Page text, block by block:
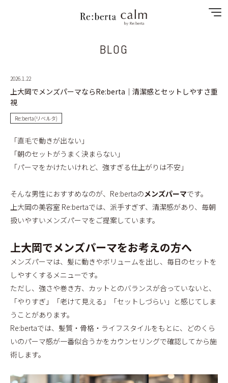
SPECIAL MENU
SHOP&STAFF
RECRUIT
CONTACT
BLOG
2026.1.22
上大岡でメンズパーマならRe:berta｜清潔感とセットしやすさ重
視
Re:berta(リベルタ)
「直毛で動きが出ない」
「朝のセットがうまく決まらない」
「パーマをかけたいけれど、強すぎる仕上がりは不安」
そんな男性におすすめなのが、Re:bertaのメンズパーマです。
上大岡の美容室 Re:bertaでは、派手すぎず、清潔感があり、毎朝
扱いやすいメンズパーマをご提案しています。
上大岡でメンズパーマをお考えの方へ
メンズパーマは、髪に動きやボリュームを出し、毎日のセットを
しやすくするメニューです。
ただし、強さや巻き方、カットとのバランスが合っていないと、
「やりすぎ」「老けて見える」「セットしづらい」と感じてしま
うことがあります。
Re:bertaでは、髪質・骨格・ライフスタイルをもとに、どのくら
いのパーマ感が一番似合うかをカウンセリングで確認してから施
術します。